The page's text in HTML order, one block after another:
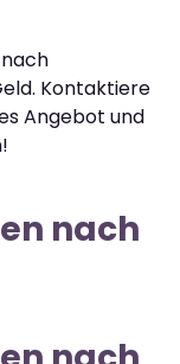
Kontaktiere
Angebot und
nach